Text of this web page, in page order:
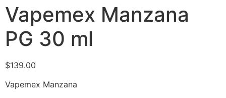
Vapemex Manzana
PG 30 ml
$139.00
Vapemex Manzana